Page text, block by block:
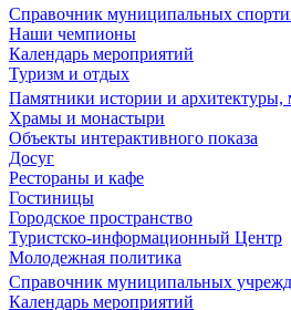
Справочник муниципальных
Наши чемпионы
Календарь мероприятий
Туризм и отдых
Памятники истории и архитектуры,
Храмы и монастыри
Объекты интерактивного показа
Досуг
Рестораны и кафе
Гостиницы
Городское пространство
Туристско-информационный Центр
Молодежная политика
Справочник муниципальных
Календарь мероприятий